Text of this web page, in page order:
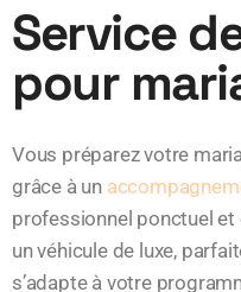
Service
pour
Vous préparez votre
grâce à un
professionnel ponctuel et
un véhicule de luxe,
s’adapte à votre